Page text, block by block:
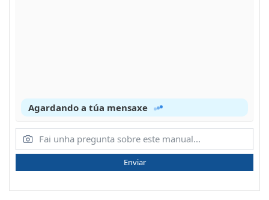
Agardando a túa mensaxe
Enviar